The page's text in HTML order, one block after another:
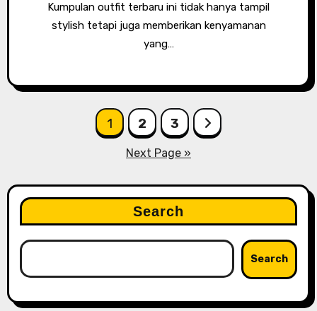
Kumpulan outfit terbaru ini tidak hanya tampil
stylish tetapi juga memberikan kenyamanan
yang…
1 2 3
Next Page »
Search
Search